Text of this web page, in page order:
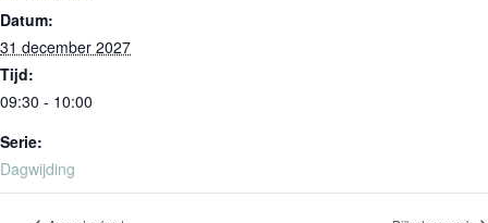
Datum:
31 december 2027
Tijd:
09:30 - 10:00
Serie:
Dagwijding